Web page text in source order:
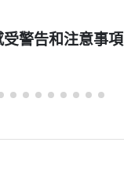
警告和注意事項